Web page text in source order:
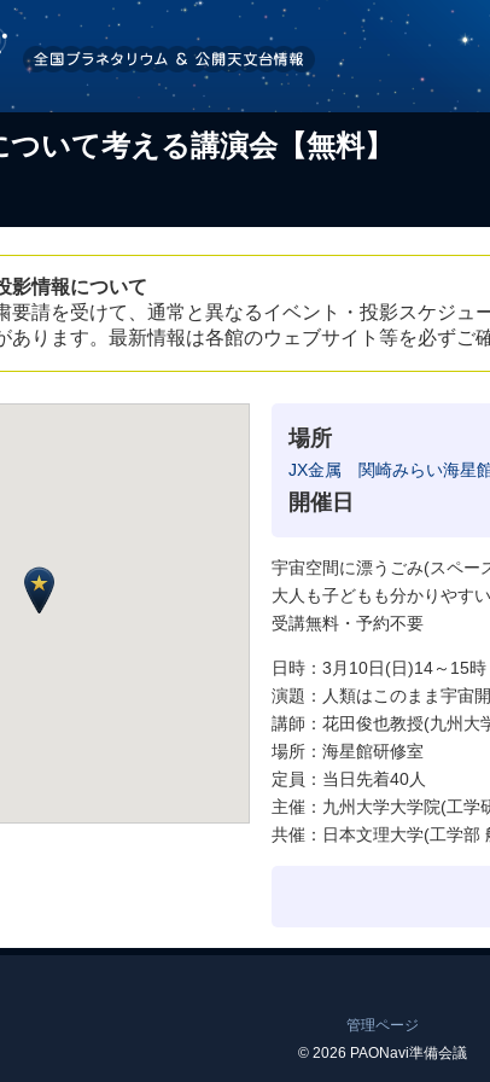
いて考える講演会【無料】
影情報について
要請を受けて、通常と異なるイベント・投影スケジュ
あります。最新情報は各館のウェブサイト等を必ずご
場所
JX金属 関崎みらい海星
開催日
宇宙空間に漂うごみ(スペー
大人も子どもも分かりやす
受講無料・予約不要
日時：3月10日(日)14～15時
演題：人類はこのまま宇宙
講師：花田俊也教授(九州大
場所：海星館研修室
定員：当日先着40人
主催：九州大学大学院(工学
共催：日本文理大学(工学部
管理ページ
© 2026 PAONavi準備会議